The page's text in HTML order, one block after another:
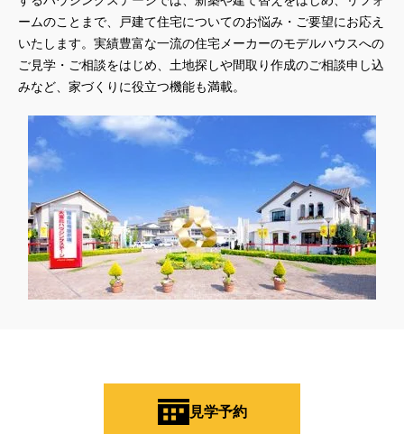
ームのことまで、戸建て住宅についてのお悩み・ご要望にお応え
いたします。実績豊富な一流の住宅メーカーのモデルハウスへの
ご見学・ご相談をはじめ、土地探しや間取り作成のご相談申し込
みなど、家づくりに役立つ機能も満載。
見学予約